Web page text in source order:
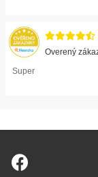
Overený
Super